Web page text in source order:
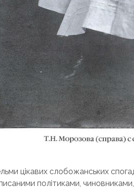
цікавих слобожанських
політиками,